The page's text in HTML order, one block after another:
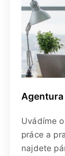
Uvádíme
práce a
najdete